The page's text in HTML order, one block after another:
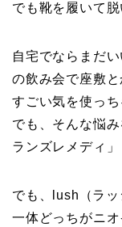
でも靴を履いて脱
自宅でならまだ
の飲み会で座敷
すごい気を使っち
でも、そんな悩
ランズレメディ」
でも、lush（ラッ
一体どっちがニ